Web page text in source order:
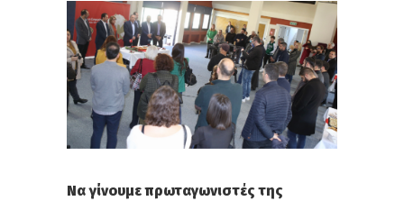
Να γίνουμε πρωταγωνιστές της